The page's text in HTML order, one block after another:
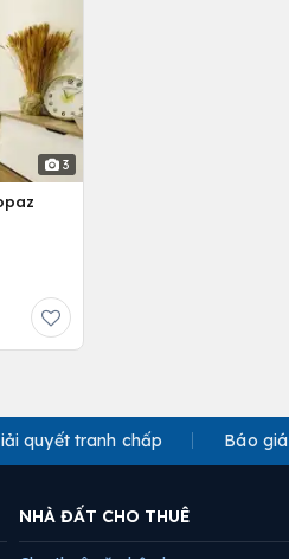
3
quyết tranh chấp Báo giá
NHÀ ĐẤT CHO THUÊ